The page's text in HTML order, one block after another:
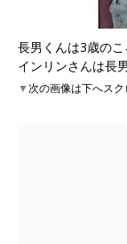
長男くんは3歳のこ
インリンさんは長
▼次の画像は下へス